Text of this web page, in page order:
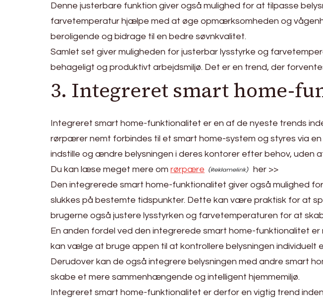
Denne justerbare funktion giver også mulighed for at tilpasse
farvetemperatur hjælpe med at øge opmærksomheden og
beroligende og bidrage til en bedre søvnkvalitet.
Samlet set giver muligheden for justerbar lysstyrke og
behageligt og produktivt arbejdsmiljø. Det er en trend, der
3. Integreret smart home-
Integreret smart home-funktionalitet er en af de nyeste trends
rørpærer nemt forbindes til et smart home-system og styres via
indstille og ændre belysningen i deres kontorer efter behov, uden
Du kan læse meget mere om rørpære
her >>
Den integrerede smart home-funktionalitet giver også mulighed
slukkes på bestemte tidspunkter. Dette kan være praktisk for at
brugerne også justere lysstyrken og farvetemperaturen for at
En anden fordel ved den integrerede smart home-funktionalitet
kan vælge at bruge appen til at kontrollere belysningen
Derudover kan de også integrere belysningen med andre smart
skabe et mere sammenhængende og intelligent hjemmemiljø.
Integreret smart home-funktionalitet er derfor en vigtig trend